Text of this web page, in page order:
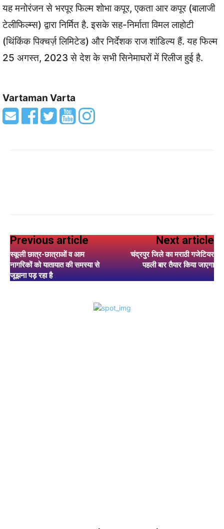
यह मनोरंजन से भरपूर फिल्म शोभा कपूर, एकता आर कपूर (बालाजी
टेलीफिल्म्स) द्वारा निर्मित है. इसके सह-निर्माता विमल लाहोटी
(थिंकिंक पिक्चर्ज़ लिमिटेड) और निर्देशक राज शांडिल्य हैं. यह फिल्म
25 अगस्त, 2023 से देश के सभी सिनेमाघरों में रिलीज हुई है.
Vartaman Varta
Previous article
स्कूली छात्र-छात्राओं व आम
नागरिकों को यातायात की समस्या से
जूझना पड़ रहा है
Next article
चंद्रपुर जिले का मराठी गजेटियर
पहली बार तैयार किया जाएगा